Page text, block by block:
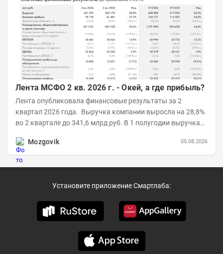
Лента МСФО 2 кв. 2026 г. - Окей, а где прибыль?
Лента опубликовала финансовые результаты за 2
квартал 2026 года. Выручка компании выросла на 28,8%
во 2 квартале до 341,6 млрд руб. В 1 полугодии выручка
Mozgovik
05.08.2026
Установите приложение Смартлаба: